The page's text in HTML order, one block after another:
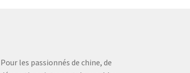
Pour les passionnés de chine, de